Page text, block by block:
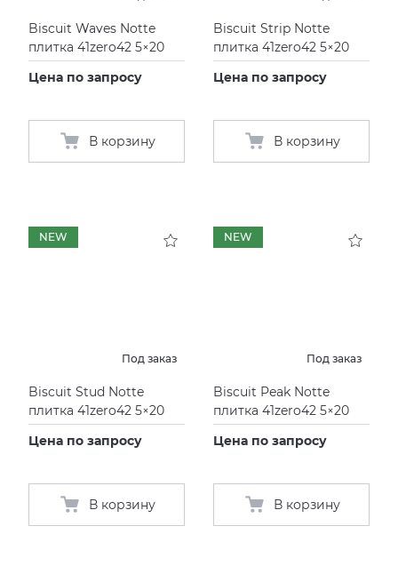
Biscuit Waves Notte
плитка 41zero42 5×20
Цена по запросу
В корзину
Biscuit Strip Notte
плитка 41zero42 5×20
Цена по запросу
В корзину
NEW
Под заказ
Biscuit Stud Notte
плитка 41zero42 5×20
Цена по запросу
В корзину
NEW
Под заказ
Biscuit Peak Notte
плитка 41zero42 5×20
Цена по запросу
В корзину